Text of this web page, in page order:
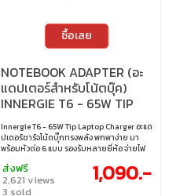
ซื้อเลย
NOTEBOOK ADAPTER (อะ
แดปเตอร์สำหรับโน้ตบุ๊ค)
INNERGIE T6 - 65W TIP
LAPTOP CHARGER (ADP-
65DW-LZU)
Innergie T6 - 65W Tip Laptop Charger อะแด
ปเตอร์ชาร์จโน้ตบุ๊กทรงพลัง พกพาง่าย มา
พร้อมหัวต่อ 6 แบบ รองรับหลายยี่ห้อ จ่ายไฟ
InnerShield และใส่ใจสิ่งแวดล้อมด้วย
GreenSense ขนาดกะทัดรัด • พลังชาร์จ 65W
ชาร์จโน้ตบุ๊กได้เสถียรและมีประสิทธิภาพ •
ส่งฟรี
2,621 views
3 sold
1,090.-